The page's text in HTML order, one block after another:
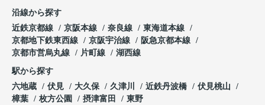
沿線から探す
近鉄京都線
京阪本線 奈良線
東海道本線
京都地下鉄東西線
京阪宇治線
阪急京都本線
京都市営烏丸線
片町線 湖西線
駅から探す
六地蔵
伏見 大久保 久津川 近鉄丹波橋
伏見桃山
樟葉
枚方公園 摂津富田 東野